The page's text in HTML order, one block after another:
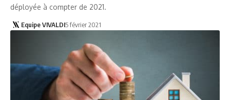
déployée à compter de 2021.
Equipe VIVALDI5 février 2021